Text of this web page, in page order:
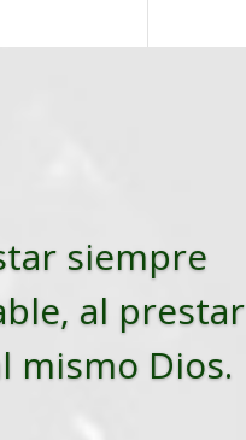
siempre
al prestar
mismo Dios.